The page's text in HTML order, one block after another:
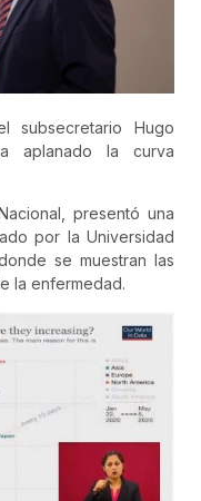
subsecretario Hugo
aplanado la curva
presentó una
por la Universidad
se muestran las
la enfermedad.